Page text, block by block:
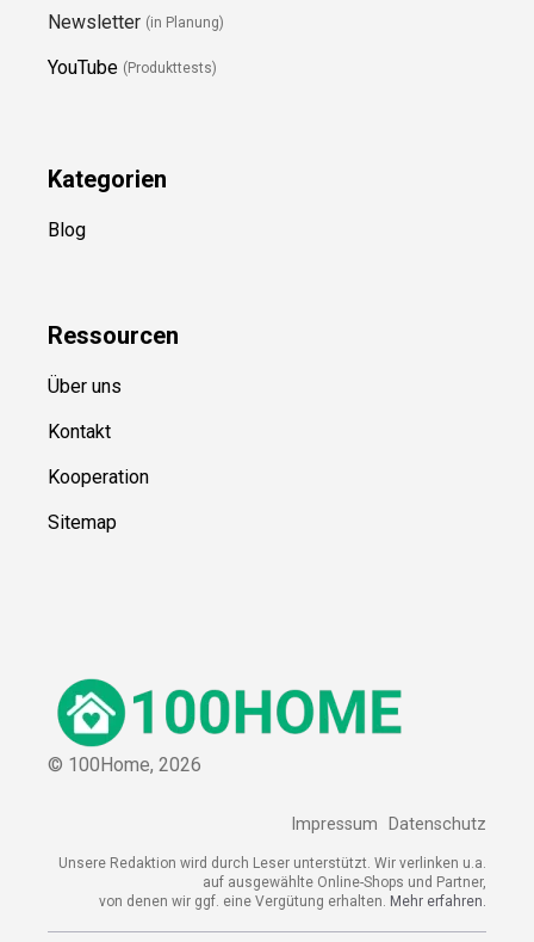
Newsletter (in Planung)
YouTube (Produkttests)
Kategorien
Blog
Ressourcen
Über uns
Kontakt
Kooperation
Sitemap
© 100Home, 2026
Impressum Datenschutz
Unsere Redaktion wird durch Leser unterstützt. Wir verlinken u.a.
auf ausgewählte Online-Shops und Partner,
von denen wir ggf. eine Vergütung erhalten. Mehr erfahren.